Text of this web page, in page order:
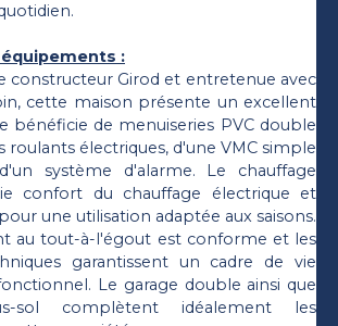
:
constructeur Girod et entretenue avec
cette maison présente un excellent
bénéficie de menuiseries PVC double
roulants électriques, d'une VMC simple
système d'alarme. Le chauffage
confort du chauffage électrique et
une utilisation adaptée aux saisons.
au tout-à-l'égout est conforme et les
garantissent un cadre de vie
Le garage double ainsi que
sol complètent idéalement les